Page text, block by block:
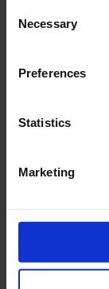
Selection
Necessary
Preferences
Statistics
Marketing
Innenfutter: 78%